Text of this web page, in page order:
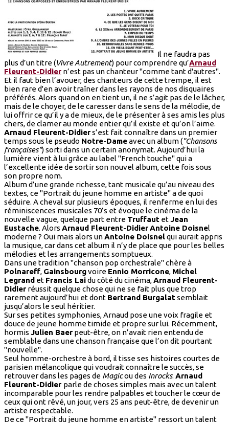
Il ne faudra pas
plus d’un titre (Vivre Autrement) pour comprendre qu’Arnaud
Fleurent-Didier n’est pas un chanteur "comme tant d'autres".
Et il faut bien l’avouer, des chanteurs de cette trempe, il est
bien rare d'en avoir traîner dans les rayons de nos disquaires
préférés. Alors quand on en tient un, il ne s’agit pas de le lâcher,
mais de le choyer, de le caresser dans le sens de la mélodie, de
lui offrir ce qu’il y a de mieux, de le présenter à ses amis les plus
chers, de clamer au monde entier qu’il existe et qu’on l’aime.
Arnaud Fleurent-Didiers’est fait connaître dans un premier
temps sous le pseudo Notre-Dameavec un album ("Chansons
françaises") sorti dans un certain anonymat. Aujourd’hui la
lumière vient à lui grâce au label "French touche" qui a
l’excellente idée de sortir son nouvel album, cette fois sous
son propre nom.
Album d’une grande richesse, tant musicale qu’au niveau des
textes, ce "Portrait du jeune homme en artiste" a de quoi
séduire. A cheval sur plusieurs époques, il renferme en lui des
réminiscences musicales 70’s et évoque le cinéma de la
nouvelle vague, quelque part entre Truffaut et Jean
Eustache. Alors Arnaud Fleurent-DidierAntoine Doisnel
moderne ? Oui mais alors unAntoine Doisnelqui aurait appris
la musique, car dans cet album il n’y de place que pour les belles
mélodies et les arrangements somptueux.
Dans une tradition "chanson pop orchestrale" chère à
Polnareff, Gainsbourgvoire Ennio Morricone, Michel
Legrand et Francis Laidu côté du cinéma,Arnaud Fleurent-
Didier réussit quelque chose qui ne se fait plus que trop
rarement aujourd’hui et dont Bertrand Burgalatsemblait
jusqu’alors le seul héritier.
Sur ses petites symphonies, Arnaud pose une voix fragile et
douce de jeune homme timide et propre sur lui. Récemment,
hormis Julien Baer peut-être, on n’avait rien entendu de
semblable dans une chanson française que l’on dit pourtant
"nouvelle".
Seul homme-orchestre à bord, il tisse ses histoires courtes de
parisien mélancolique qui voudrait connaître le succès, se
retrouver dans les pages de Magicou des Inrocks. Arnaud
Fleurent-Didier parle de choses simples mais avec un talent
incomparable pour les rendre palpables et toucher le cœur de
ceux qui ont rêvé, un jour, vers 25 ans peut-être, de devenir un
artiste respectable.
De ce "Portrait du jeune homme en artiste" ressort un talent